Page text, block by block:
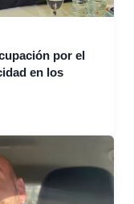
por el
en los